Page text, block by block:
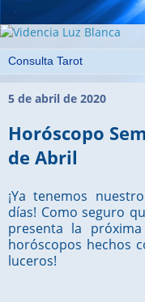
5 de abril de 2020
Horóscopo
de Abril
¡Ya tenemos
días! Como seguro
presenta la
horóscopos hechos
luceros!